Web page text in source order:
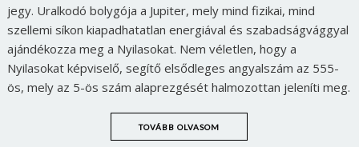
jegy. Uralkodó bolygója a Jupiter, mely mind fizikai, mind
szellemi síkon kiapadhatatlan energiával és szabadságvággyal
ajándékozza meg a Nyilasokat. Nem véletlen, hogy a
Nyilasokat képviselő, segítő elsődleges angyalszám az 555-
ös, mely az 5-ös szám alaprezgését halmozottan jeleníti meg.
TOVÁBB OLVASOM